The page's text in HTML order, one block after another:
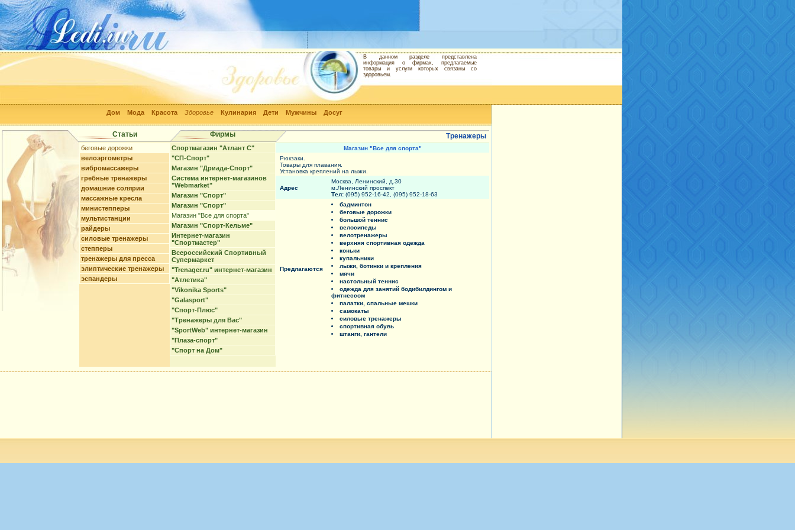
Дом Мода Красота Здоровье Кулинария Дети Мужчины Досуг
В данном разделе представлена
информация о фирмах, предлагаемые
товары и услуги которых связаны со
здоровьем.
Статьи Фирмы Тренажеры
беговые дорожки
велоэргометры
вибромассажеры
гребные тренажеры
домашние солярии
массажные кресла
министепперы
мультистанции
райдеры
силовые тренажеры
степперы
тренажеры для пресса
элиптические тренажеры
эспандеры
Спортмагазин "Атлант С"
"СП-Спорт"
Магазин "Дриада-Спорт"
Система интернет-магазинов
"Webmarket"
Магазин "Спорт"
Магазин "Спорт"
Магазин "Все для спорта"
Магазин "Спорт-Кельме"
Интернет-магазин
"Спортмастер"
Всероссийский Спортивный
Супермаркет
"Trenager.ru" интернет-магазин
"Атлетика"
"Vikonika Sports"
"Galasport"
"Спорт-Плюс"
"Тренажеры для Вас"
"SportWeb" интернет-магазин
"Плаза-спорт"
"Спорт на Дом"
Магазин "Все для спорта"
Рюкзаки.
Товары для плавания.
Установка креплений на лыжи.
Адрес
Москва, Ленинский, д.30
м.Ленинский проспект
Тел: (095) 952-16-42, (095) 952-18-63
Предлагаются
бадминтон
беговые дорожки
большой теннис
велосипеды
велотренажеры
верхняя спортивная одежда
коньки
купальники
лыжи, ботинки и крепления
мячи
настольный теннис
одежда для занятий бодибилдингом и
фитнессом
палатки, спальные мешки
самокаты
силовые тренажеры
спортивная обувь
штанги, гантели